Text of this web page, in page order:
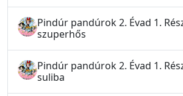
Pindúr pandúrok 2. Évad 1.
szuperhős
Pindúr pandúrok 2. Évad 1.
suliba